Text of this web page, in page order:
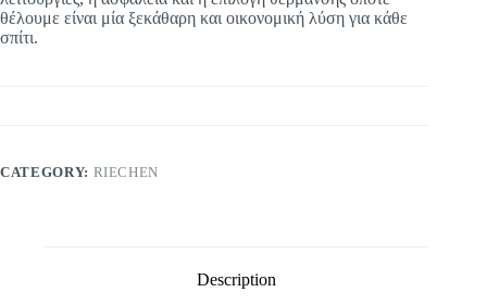
θέλουμε είναι μία ξεκάθαρη και οικονομική λύση για κάθε
σπίτι.
CATEGORY: RIECHEN
Description